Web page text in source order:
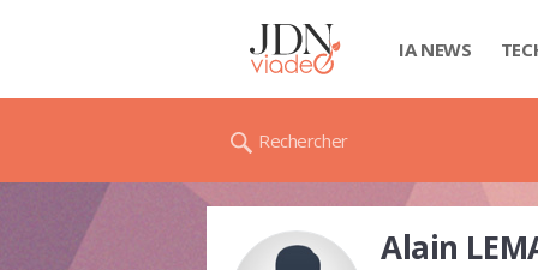
IA NEWS
Rechercher
Alain